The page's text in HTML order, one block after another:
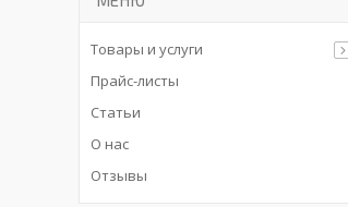
Товары и услуги
Прайс-листы
Статьи
О нас
Отзывы